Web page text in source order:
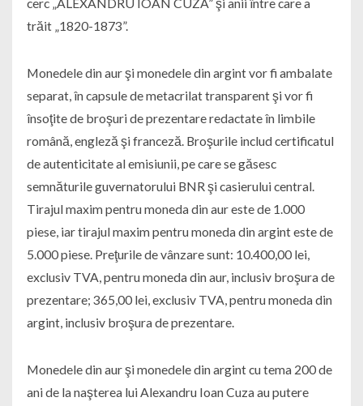
cerc „ALEXANDRU IOAN CUZA” şi anii între care a
trăit „1820-1873”.
Monedele din aur şi monedele din argint vor fi ambalate
separat, în capsule de metacrilat transparent şi vor fi
însoţite de broşuri de prezentare redactate în limbile
română, engleză şi franceză. Broşurile includ certificatul
de autenticitate al emisiunii, pe care se găsesc
semnăturile guvernatorului BNR şi casierului central.
Tirajul maxim pentru moneda din aur este de 1.000
piese, iar tirajul maxim pentru moneda din argint este de
5.000 piese. Preţurile de vânzare sunt: 10.400,00 lei,
exclusiv TVA, pentru moneda din aur, inclusiv broşura de
prezentare; 365,00 lei, exclusiv TVA, pentru moneda din
argint, inclusiv broşura de prezentare.
Monedele din aur şi monedele din argint cu tema 200 de
ani de la naşterea lui Alexandru Ioan Cuza au putere